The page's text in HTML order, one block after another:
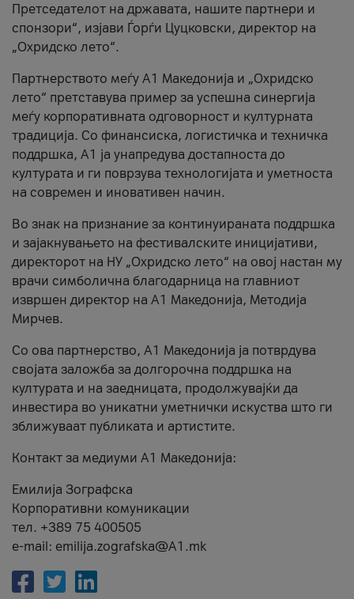
Претседателот на државата, нашите партнери и
спонзори“, изјави Ѓорѓи Цуцковски, директор на
„Охридско лето“.
Партнерството меѓу A1 Македонија и „Охридско
лето“ претставува пример за успешна синергија
меѓу корпоративната одговорност и културната
традиција. Со финансиска, логистичка и техничка
поддршка, A1 ја унапредува достапноста до
културата и ги поврзува технологијата и уметноста
на современ и иновативен начин.
Во знак на признание за континуираната поддршка
и зајакнувањето на фестивалските иницијативи,
директорот на НУ „Охридско лето“ на овој настан му
врачи симболична благодарница на главниот
извршен директор на A1 Македонија, Методија
Мирчев.
Со ова партнерство, A1 Македонија ја потврдува
својата заложба за долгорочна поддршка на
културата и на заедницата, продолжувајќи да
инвестира во уникатни уметнички искуства што ги
зближуваат публиката и артистите.
Контакт за медиуми А1 Македонија:
Емилија Зографска
Корпоративни комуникации
тел. +389 75 400505
e-mail: emilija.zografska@A1.mk